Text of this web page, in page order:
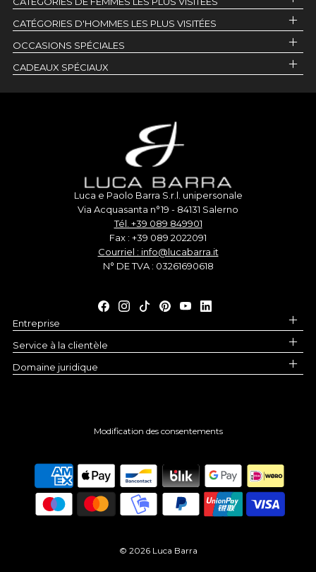
CATÉGORIES D'HOMMES LES PLUS VISITÉES
OCCASIONS SPÉCIALES
CADEAUX SPÉCIAUX
Luca e Paolo Barra S.r.l. unipersonale
Via Acquasanta n°19 - 84131 Salerno
Tél. +39 089 849901
Fax : +39 089 2022091
Courriel : info@lucabarra.it
N° DE TVA : 03261690618
Entreprise
Service à la clientèle
Domaine juridique
Modification des consentements
© 2026 Luca Barra